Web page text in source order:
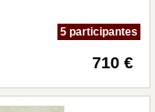
5 participantes
710 €